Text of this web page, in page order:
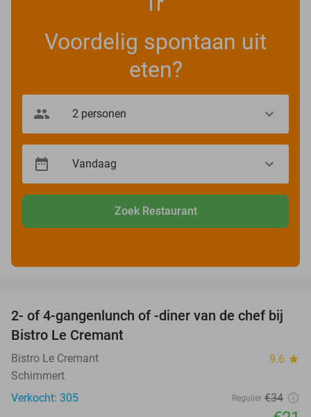
Voordelig spontaan uit
eten?
Zoek Restaurant
38%
2- of 4-gangenlunch of -diner van de chef bij
Bistro Le Cremant
Bistro Le Cremant 9.6 star
Schimmert
Verkocht: 305
Regulier €34